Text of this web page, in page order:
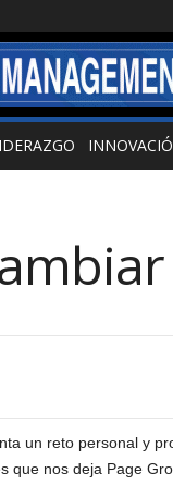
un reto personal y
que nos deja Page